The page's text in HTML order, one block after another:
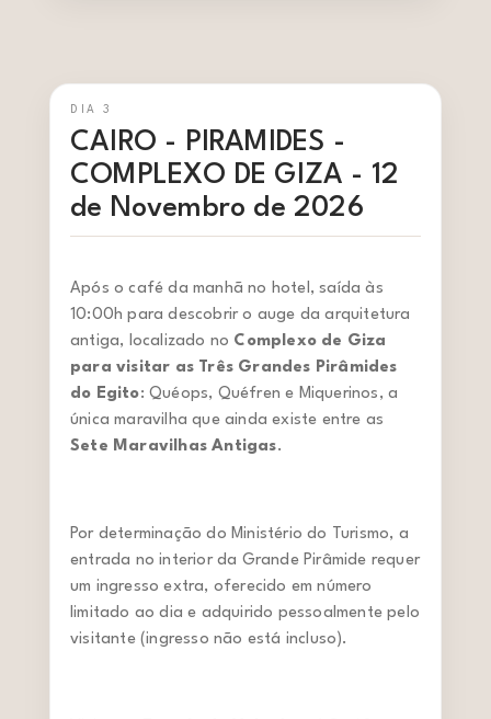
DIA 3
CAIRO - PIRAMIDES -
COMPLEXO DE GIZA - 12
de Novembro de 2026
Após o café da manhã no hotel, saída às
10:00h para descobrir o auge da arquitetura
antiga, localizado no Complexo de Giza
para visitar as Três Grandes Pirâmides
do Egito: Quéops, Quéfren e Miquerinos, a
única maravilha que ainda existe entre as
Sete Maravilhas Antigas.
Por determinação do Ministério do Turismo, a
entrada no interior da Grande Pirâmide requer
um ingresso extra, oferecido em número
limitado ao dia e adquirido pessoalmente pelo
visitante (ingresso não está incluso).